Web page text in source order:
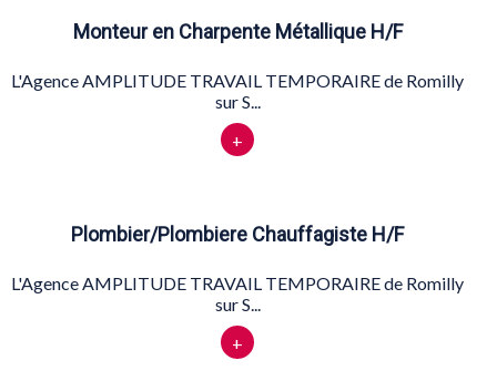
Monteur en Charpente Métallique H/F
L'Agence AMPLITUDE TRAVAIL TEMPORAIRE de Romilly
sur S...
+
Plombier/Plombiere Chauffagiste H/F
L'Agence AMPLITUDE TRAVAIL TEMPORAIRE de Romilly
sur S...
+